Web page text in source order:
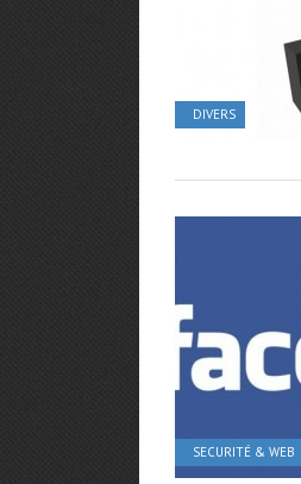
DIVERS
SECURITÉ & WEB